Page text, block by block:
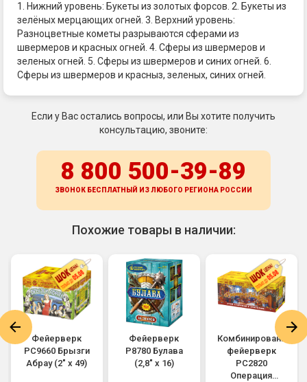
1. Нижний уровень: Букеты из золотых форсов. 2. Букеты из
зелёных мерцающих огней. 3. Верхний уровень:
Разноцветные кометы разрываются сферами из
швермеров и красных огней. 4. Сферы из швермеров и
зеленых огней. 5. Сферы из швермеров и синих огней. 6.
Сферы из швермеров и красныз, зеленых, синих огней.
Если у Вас остались вопросы, или Вы хотите получить
консультацию, звоните:
8 800 500-39-89
ЗВОНОК БЕСПЛАТНЫЙ ИЗ ЛЮБОГО РЕГИОНА РОССИИ
Похожие товары в наличии:
Фейерверк
РС9660 Брызги
Абрау (2" х 49)
Фейерверк
Р8780 Булава
(2,8" х 16)
Комбинированный
фейерверк
РС2820
Операция